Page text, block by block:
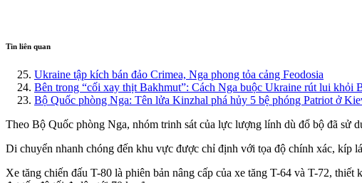
Tin liên quan
Ukraine tập kích bán đảo Crimea, Nga phong tỏa cảng Feodosia
Bên trong “cối xay thịt Bakhmut”: Cách Nga buộc Ukraine rút lui khỏi
Bộ Quốc phòng Nga: Tên lửa Kinzhal phá hủy 5 bệ phóng Patriot ở
Theo Bộ Quốc phòng Nga, nhóm trinh sát của lực lượng lính dù đổ bộ đã sử
Di chuyển nhanh chóng đến khu vực được chỉ định với tọa độ chính xác, kíp
Xe tăng chiến đấu T-80 là phiên bản nâng cấp của xe tăng T-64 và T-72,